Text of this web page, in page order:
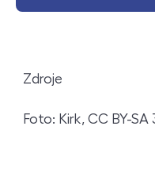
Zdroje
Foto: Kirk, CC BY-SA